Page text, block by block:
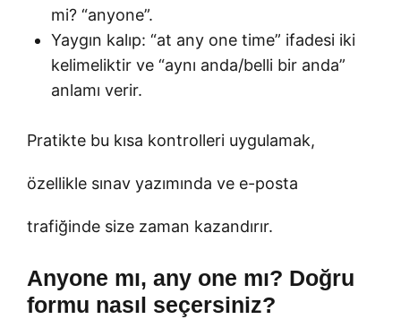
mi? “anyone”.
Yaygın kalıp: “at any one time” ifadesi iki
kelimeliktir ve “aynı anda/belli bir anda”
anlamı verir.
Pratikte bu kısa kontrolleri uygulamak,
özellikle sınav yazımında ve e-posta
trafiğinde size zaman kazandırır.
Anyone mı, any one mı? Doğru
formu nasıl seçersiniz?